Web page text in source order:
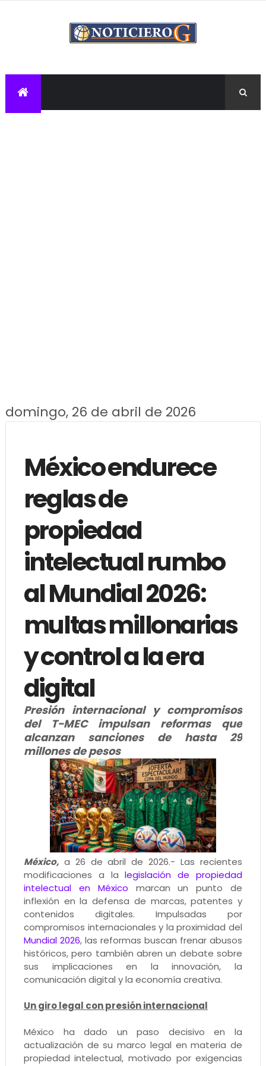
domingo, 26 de abril de 2026
México endurece
reglas de
propiedad
intelectual rumbo
al Mundial 2026:
multas millonarias
y control a la era
digital
Presión internacional y compromisos
del T-MEC impulsan reformas que
alcanzan sanciones de hasta 29
millones de pesos
México,a 26 de abril de 2026.- Las recientes
modificaciones a lalegislación de propiedad
intelectual en México marcan un punto de
inflexión en la defensa de marcas, patentes y
contenidos digitales. Impulsadas por
compromisos internacionales y la proximidad del
Mundial 2026, las reformas buscan frenar abusos
históricos, pero también abren un debate sobre
sus implicaciones en la innovación, la
comunicación digital y la economía creativa.
Un giro legal con presión internacional
México ha dado un paso decisivo en la
actualización de su marco legal en materia de
propiedad intelectual, motivado por exigencias